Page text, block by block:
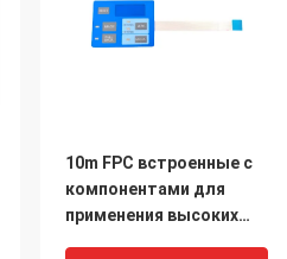
10m FPC встроенные с
компонентами для
применения высоких